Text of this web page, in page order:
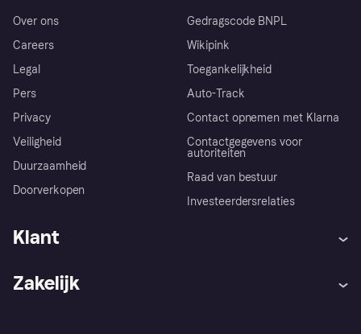
Over ons
Careers
Legal
Pers
Privacy
Veiligheid
Duurzaamheid
Doorverkopen
Gedragscode BNPL
Wikipink
Toegankelijkheid
Auto-Track
Contact opnemen met Klarna
Contactgegevens voor
autoriteiten
Raad van bestuur
Investeerdersrelaties
Klant
Zakelijk